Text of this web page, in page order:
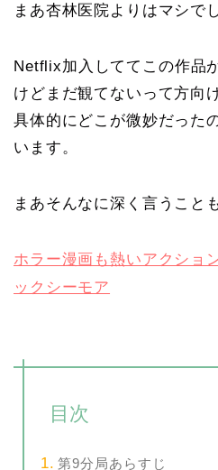
まあ杏林医院よりはマシで
Netflix加入しててこの作品
けどまだ観てないって方向
具体的にどこが微妙だった
います。
まあそんなに深く言うこと
ホラー漫画も熱いアクショ
ックシーモア
目次
第9分局あらすじ